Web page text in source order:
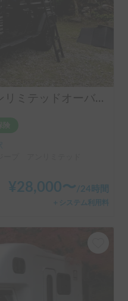
ジープ ラングラーアンリミテッドオーバーランド
¥28,000〜/24時間
＋システム利用料